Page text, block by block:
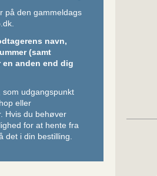
på den gammeldags
.
navn,
(samt
en anden end dig
som udgangspunkt
eller
. Hvis du behøver
for at hente fra
det i din bestilling.